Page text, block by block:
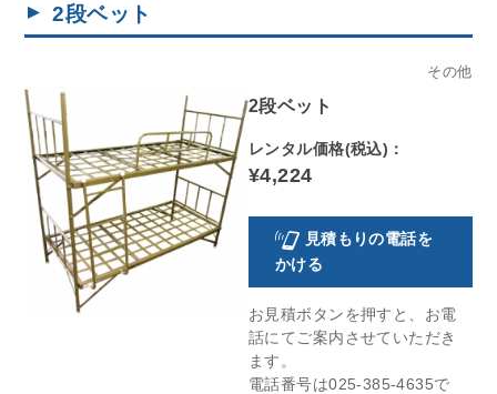
2段ベット
その他
2段ベット
レンタル価格(税込)：
¥4,224
見積もりの電話を
かける
お見積ボタンを押すと、お電
話にてご案内させていただき
ます。
電話番号は025-385-4635で